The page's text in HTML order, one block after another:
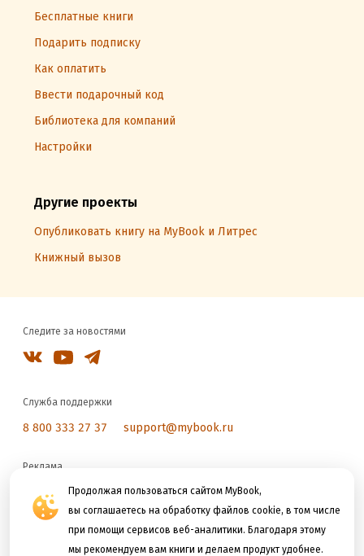
Продолжая пользоваться сайтом MyBook,
вы соглашаетесь на обработку файлов cookie, в том числе
при помощи сервисов веб-аналитики. Благодаря этому
мы рекомендуем вам книги и делаем продукт удобнее.
Бесплатные книги
Подарить подписку
Как оплатить
Ввести подарочный код
Библиотека для компаний
Настройки
Другие проекты
Опубликовать книгу на MyBook и Литрес
Книжный вызов
Следите за новостями
Служба поддержки
8 800 333 27 37 support@mybook.ru
Реклама
reklama@litres.ru
Мы принимаем к оплате